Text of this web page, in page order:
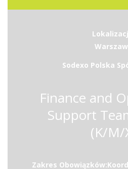
Sodexo Polska
Finance and
Support
(K/M/
Zakres